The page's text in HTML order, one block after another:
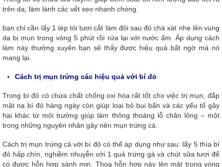
trên da, làm lành các vết sẹo nhanh chóng.
bạn chỉ cần lấy 1 tép tỏi tươi cắt làm đôi sau đó chà xát nhẹ lên vùng
da bị mụn trong vòng 5 phút rồi rửa lại với nước ấm. Áp dụng cách
làm này thường xuyên bạn sẽ thấy được hiệu quả bất ngờ mà nó
mang lại.
Cách trị mụn trứng các hiệu quả với bí đỏ
Trong bí đỏ có chứa chất chống oxi hóa rất tốt cho việc trị mụn, đắp
mặt nạ bí đỏ hàng ngày còn giúp loại bỏ bụi bẩn và các yếu tố gây
hại khác từ môi trường giúp làm thông thoáng lỗ chân lông – một
trong những nguyên nhân gây nên mụn trứng cá.
Cách trị mụn trứng cá với bí đỏ có thể áp dụng như sau: lấy 5 thìa bí
đỏ hấp chín, nghiềm nhuyễn với 1 quả trứng gà và chút sữa tươi để
có được hỗn hợp sánh mịn. Thoa hỗn hợp này lên mặt trong vòng